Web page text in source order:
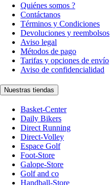
Quiénes somos ?
Contáctanos
Términos y Condiciones
Devoluciones y reembolsos
Aviso legal
Métodos de pago
Tarifas y opciones de envío
Aviso de confidencialidad
Nuestras tiendas
Basket-Center
Daily Bikers
Direct Running
Direct-Volley
Espace Golf
Foot-Store
Galope-Store
Golf and co
Handball-Store